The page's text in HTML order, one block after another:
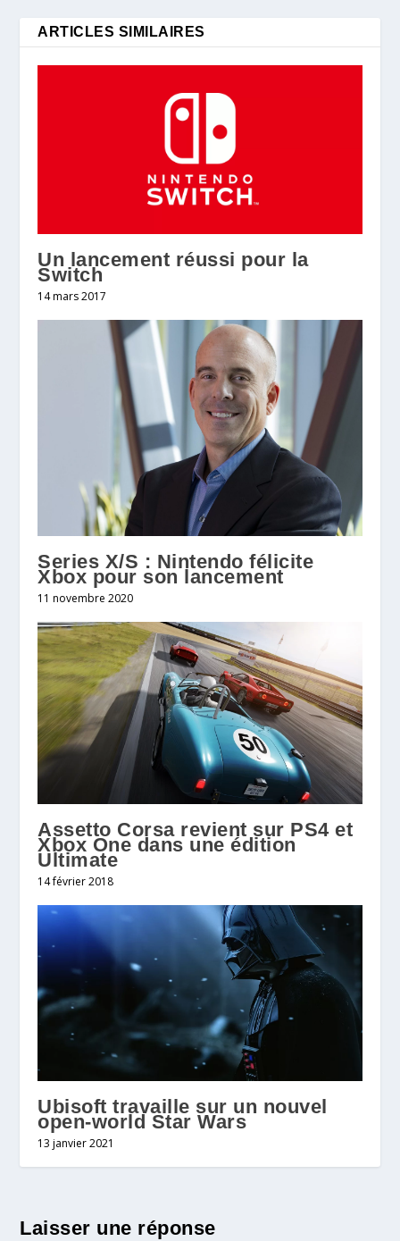
ARTICLES SIMILAIRES
Un lancement réussi pour la
Switch
14 mars 2017
Series X/S : Nintendo félicite
Xbox pour son lancement
11 novembre 2020
Assetto Corsa revient sur PS4 et
Xbox One dans une édition
Ultimate
14 février 2018
Ubisoft travaille sur un nouvel
open-world Star Wars
13 janvier 2021
Laisser une réponse